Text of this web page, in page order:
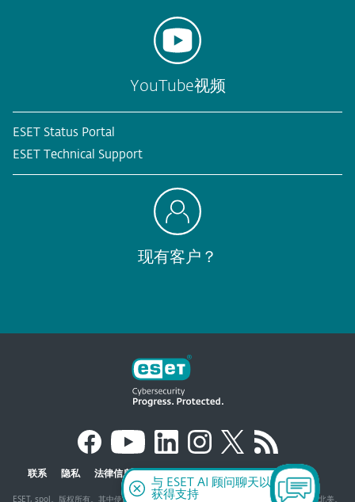
YouTube视频
ESET Status Portal
ESET Technical Support
现有客户？
联系 隐私 法律信息 报告的漏洞 网站地图 管理 Cookie
ESET, spol。版权所有。其中使用的商标为ESET、spol的商标或注册商标。s r.o.或ESET北美。
与 ESET AI 顾问聊天以
获得支持